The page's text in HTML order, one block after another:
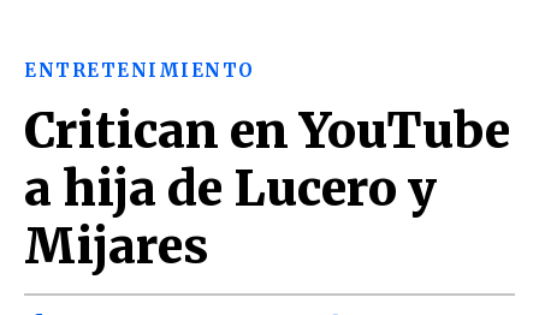
ENTRETENIMIENTO
Critican en YouTube
a hija de Lucero y
Mijares